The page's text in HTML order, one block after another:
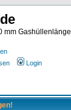
mm Gashüllenlänge
Login